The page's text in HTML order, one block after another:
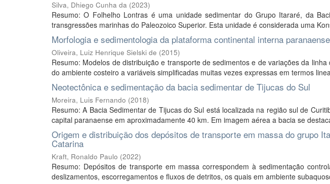
Silva, Dhiego Cunha da (2023)
Resumo: O Folhelho Lontras é uma unidade sedimentar do Grupo Itararé, da
transgressões marinhas do Paleozoico Superior. Esta unidade é considerada uma
Morfologia e sedimentologia da plataforma continental interna paranaense
Oliveira, Luiz Henrique Sielski de (2015)
Resumo: Modelos de distribuição e transporte de sedimentos e de variações da
do ambiente costeiro a variáveis simplificadas muitas vezes expressas em termos
Neotectônica e sedimentação da bacia sedimentar de Tijucas do Sul
Moreira, Luis Fernando (2018)
Resumo: A Bacia Sedimentar de Tijucas do Sul está localizada na região sul de
capital paranaense em aproximadamente 40 km. Em imagem aérea a bacia se
Origem e distribuição dos depósitos de transporte em massa do grupo
Catarina
Kraft, Ronaldo Paulo (2022)
Resumo: Depósitos de transporte em massa correspondem à sedimentação
deslizamentos, escorregamentos e fluxos de detritos, os quais em ambiente